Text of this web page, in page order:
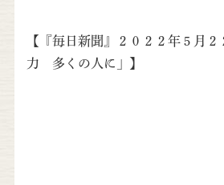
【『毎日新聞』２０２２年５月
力 多くの人に」】